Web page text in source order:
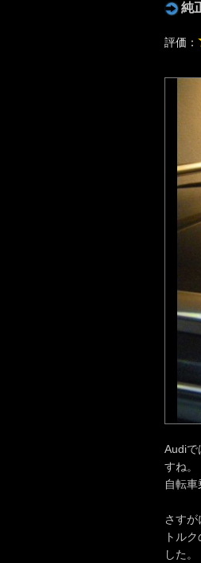
純
評価：
Audiで
すね。
自転
さす
トル
した。